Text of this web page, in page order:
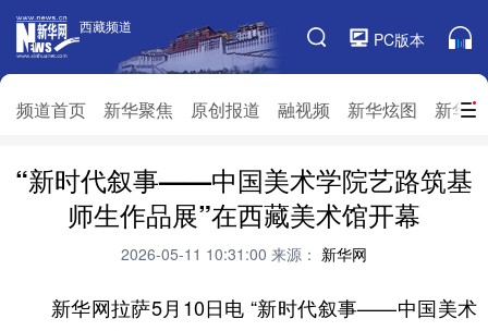
西藏频道
PC版本
频道首页 新华聚焦 原创报道 融视频 新华炫图 新华
西藏频道
频道栏目
频道首页 新华聚焦 原创报道
融视频
新华炫图
新华访谈 新华云直播
视界屋脊
生态西藏 文化旅游
推广信息
“新时代叙事——中国美术学院艺路筑基
师生作品展”在西藏美术馆开幕
2026-05-11 10:31:00 来源： 新华网
新华网拉萨5月10日电 “新时代叙事——中国美术